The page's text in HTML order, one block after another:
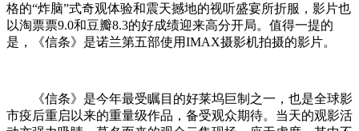
格的“炸脑”式奇观体验和震天撼地的视听盛宴所折服，影片也
以淘票票9.0和豆瓣8.3的好成绩迎来高分开局。值得一提的
是，《信条》是诺兰第五部使用IMAX摄影机拍摄的影片。
《信条》是今年最受瞩目的好莱坞巨制之一，也是全球影
市疫后重启以来的重量级作品，备受观众期待。当天的观影活